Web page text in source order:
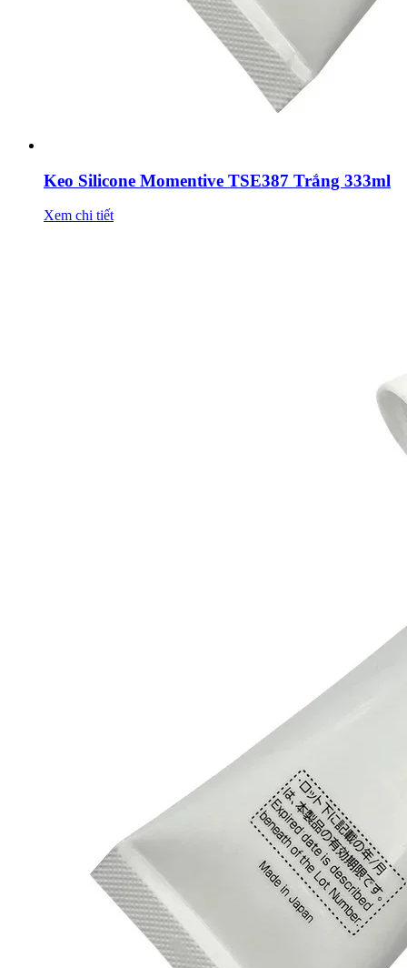
Keo Silicone Momentive TSE387 Trắng 333ml
Xem chi tiết